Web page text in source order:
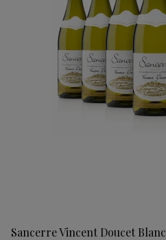
Sancerre Vincent Doucet Blanc